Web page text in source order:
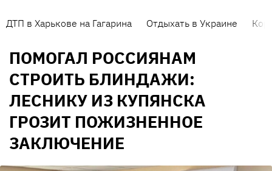
ДТП в Харькове на Гагарина Отдыхать в Украине
ПОМОГАЛ РОССИЯНАМ
СТРОИТЬ БЛИНДАЖИ:
ЛЕСНИКУ ИЗ КУПЯНСКА
ГРОЗИТ ПОЖИЗНЕННОЕ
ЗАКЛЮЧЕНИЕ